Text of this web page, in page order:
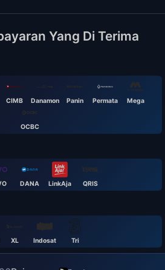
Yang Di Terima
CIMB Danamon Panin Permata Mega
OCBC
DANA LinkAja QRIS
XL Indosat Tri